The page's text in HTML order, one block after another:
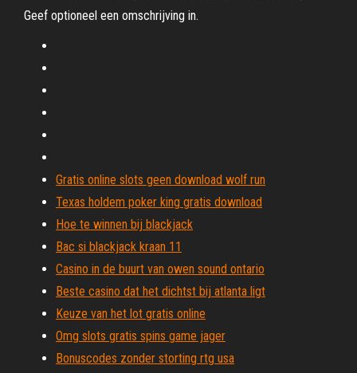
Geef optioneel een omschrijving in.
Gratis online slots geen download wolf run
Texas holdem poker king gratis download
Hoe te winnen bij blackjack
Bac si blackjack kraan 11
Casino in de buurt van owen sound ontario
Beste casino dat het dichtst bij atlanta ligt
Keuze van het lot gratis online
Omg slots gratis spins game jager
Bonuscodes zonder storting rtg usa